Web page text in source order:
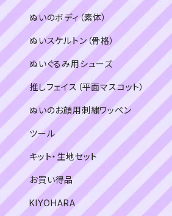
ぬいのボディ（素体）
ぬいスケルトン（骨格）
ぬいぐるみ用シューズ
推しフェイス（平面マスコット）
ぬいのお顔用刺繍ワッペン
ツール
キット・生地セット
お買い得品
KIYOHARA